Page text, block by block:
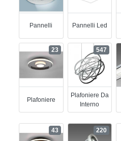
Pannelli Pannelli Led
Plafoniere
23
Plafoniere Da
Interno
547
43 220